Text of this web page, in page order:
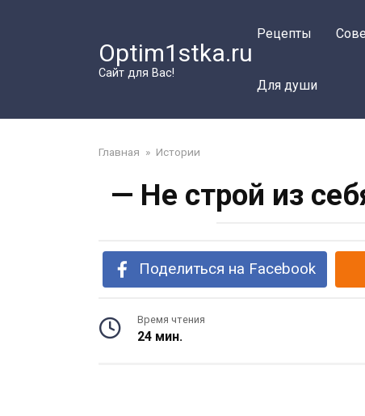
Optim1stka.ru
Сайт для Вас!
Рецепты
Для души
Главная » Истории
— Не строй из
Поделиться на Facebook
Время чтения
24 мин.